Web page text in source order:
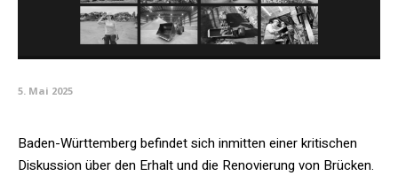
5. Mai 2025
Baden-Württemberg befindet sich inmitten einer kritischen
Diskussion über den Erhalt und die Renovierung von Brücken.